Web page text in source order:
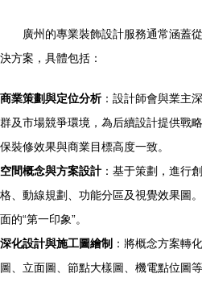
廣州的專業裝飾設計服務通常涵蓋
決方案，具體包括：
商業策劃與定位分析：設計師會與業主
群及市場競爭環境，為后續設計提供戰
保裝修效果與商業目標高度一致。
空間概念與方案設計：基于策劃，進行
格、動線規劃、功能分區及視覺效果圖
面的“第一印象”。
深化設計與施工圖繪制 ：將概念方案轉
圖、立面圖、節點大樣圖、機電點位圖